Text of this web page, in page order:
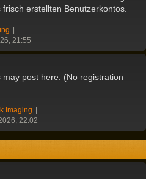
erstellten Benutzerkontos.
21:55
may post here. (No registration
Imaging
22:02